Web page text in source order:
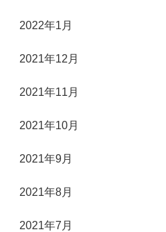
2022年1月
2021年12月
2021年11月
2021年10月
2021年9月
2021年8月
2021年7月